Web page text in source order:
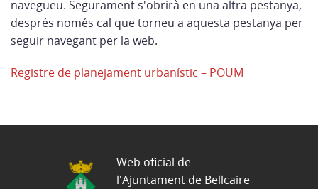
navegueu. Segurament s'obrirà en una altra pestanya,
després només cal que torneu a aquesta pestanya per
seguir navegant per la web.
Registre de planejament urbanístic – POUM
Web oficial de
l'Ajuntament de Bellcaire